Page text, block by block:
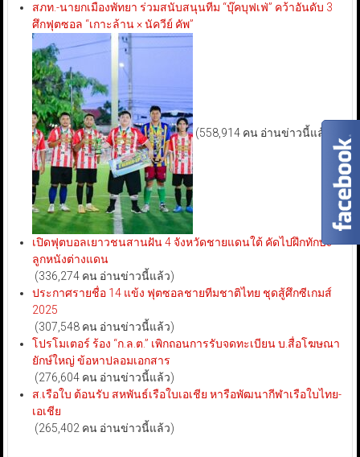
สภท.-นายกเมืองพัทยา ร่วมสนับสนุนทีม “บุ๊คบุฟเฟ่” คว้าอันดับ 3
ศึกฟุตซอล “เกาะล้าน × นัควีย์ คัพ”
(558,914 คน อ่านข่าวนี้แล้ว)
เปิดฟุตบอลเยาวชนสานฝัน 4 จังหวัดชายแดนใต้ คัดไปฝึกทักษะ
ลูกหนังต่างแดน
(336,274 คน อ่านข่าวนี้แล้ว)
ประกาศรายชื่อ 14 แข้ง ฟุตซอลชายทีมชาติไทย ชุดสู้ศึกซีเกมส์
2025
(307,548 คน อ่านข่าวนี้แล้ว)
โปรโมเตอร์ ร้อง “ก.ล.ต.” เพิกถอนการรับจดทะเบียน บ.สื่อโฆษณา
ยักษ์ใหญ่ ข้อหาปลอมเอกสาร
(276,604 คน อ่านข่าวนี้แล้ว)
ส.เรือใบ ต้อนรับ สหพันธ์เรือใบเอเชีย หารือพัฒนากีฬาเรือใบไทย-
เอเชีย
(265,402 คน อ่านข่าวนี้แล้ว)